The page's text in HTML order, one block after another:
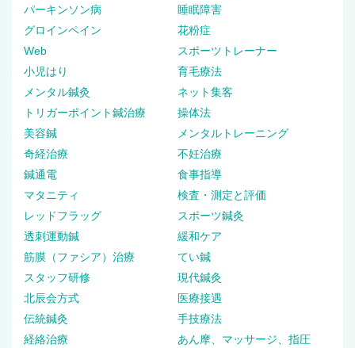
パーキンソン病
睡眠障害
グロインペイン
花粉症
Web
スポーツトレーナー
小児はり
育毛療法
メンタル鍼灸
ネット集客
トリガーポイント鍼治療
操体法
美容鍼
メンタルトレーニング
奇経治療
不妊治療
鍼通電
食事指導
マタニティ
検査・測定と評価
レッドフラッグ
スポーツ鍼灸
透刺運動鍼
緩和ケア
筋膜（ファシア）治療
てい鍼
スタッフ研修
現代鍼灸
北辰会方式
医療接遇
伝統鍼灸
手技療法
経絡治療
あん摩、マッサージ、指圧